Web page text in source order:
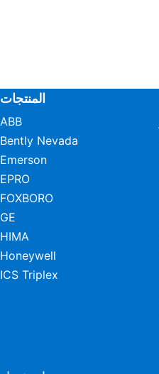
المنتجات
ABB
Bently Nevada
Emerson
EPRO
FOXBORO
GE
HIMA
Honeywell
ICS Triplex